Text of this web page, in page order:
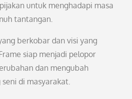
untuk menghadapi masa
tantangan.
berkobar dan visi yang
siap menjadi pelopor
dan mengubah
di masyarakat.